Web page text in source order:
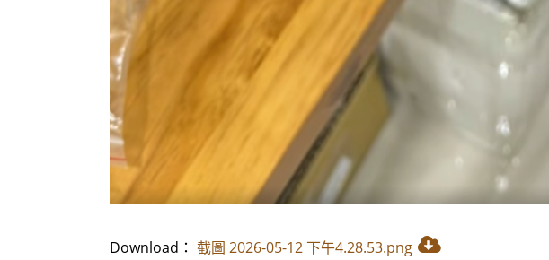
Download： 截圖 2026-05-12 下午4.28.53.png